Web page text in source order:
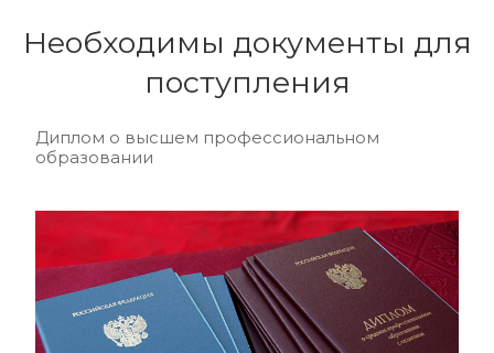
Необходимы документы для
поступления
Диплом о высшем профессиональном
образовании